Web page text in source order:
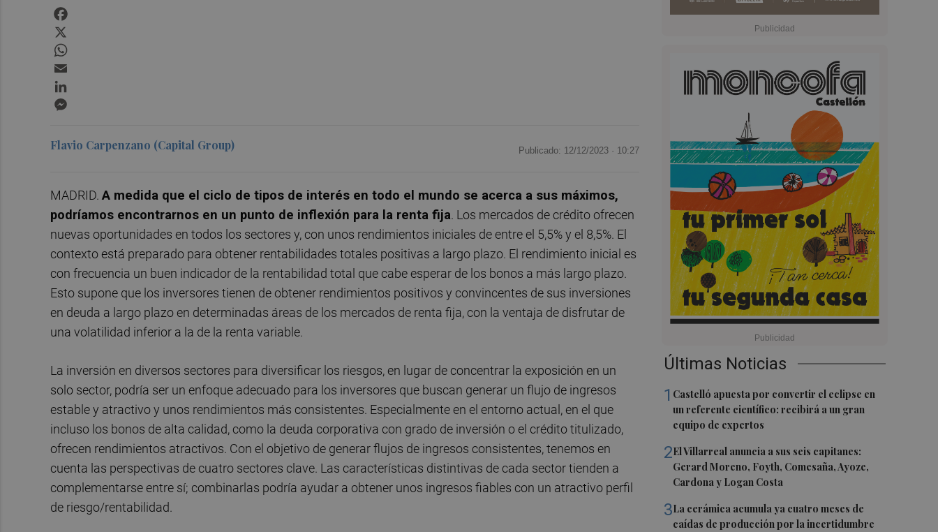
Últimas Noticias
1 Castelló apuesta por convertir el eclipse en
un referente científico: recibirá a un gran
equipo de expertos
2El Villarreal anuncia a sus seis capitanes:
Gerard Moreno, Foyth, Comesaña, Ayoze,
Cardona y Logan Costa
3La cerámica acumula ya cuatro meses de
caídas de producción por la incertidumbre
Flavio Carpenzano (Capital Group) Publicado: 12/12/2023 · 10:27
MADRID. A medida que el ciclo de tipos de interés en todo el mundo se acerca a sus máximos,
podríamos encontrarnos en un punto de inflexión para la renta fija. Los mercados de crédito ofrecen
nuevas oportunidades en todos los sectores y, con unos rendimientos iniciales de entre el 5,5% y el 8,5%. El
contexto está preparado para obtener rentabilidades totales positivas a largo plazo. El rendimiento inicial es
con frecuencia un buen indicador de la rentabilidad total que cabe esperar de los bonos a más largo plazo.
Esto supone que los inversores tienen de obtener rendimientos positivos y convincentes de sus inversiones
en deuda a largo plazo en determinadas áreas de los mercados de renta fija, con la ventaja de disfrutar de
una volatilidad inferior a la de la renta variable.
La inversión en diversos sectores para diversificar los riesgos, en lugar de concentrar la exposición en un
solo sector, podría ser un enfoque adecuado para los inversores que buscan generar un flujo de ingresos
estable y atractivo y unos rendimientos más consistentes. Especialmente en el entorno actual, en el que
incluso los bonos de alta calidad, como la deuda corporativa con grado de inversión o el crédito titulizado,
ofrecen rendimientos atractivos. Con el objetivo de generar flujos de ingresos consistentes, tenemos en
cuenta las perspectivas de cuatro sectores clave. Las características distintivas de cada sector tienden a
complementarse entre sí; combinarlas podría ayudar a obtener unos ingresos fiables con un atractivo perfil
de riesgo/rentabilidad.